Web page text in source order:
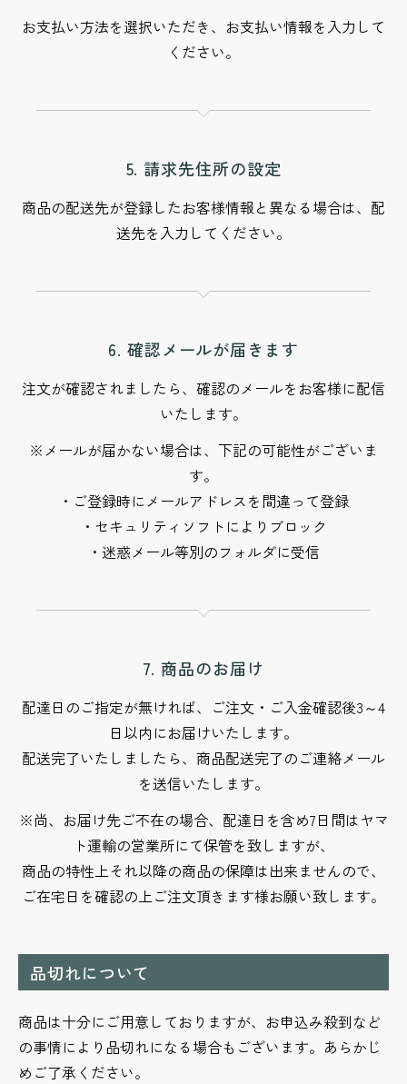
お支払い方法を選択いただき、お支払い情報を入力して
ください。
5. 請求先住所の設定
商品の配送先が登録したお客様情報と異なる場合は、配
送先を入力してください。
6. 確認メールが届きます
注文が確認されましたら、確認のメールをお客様に配信
いたします。
※メールが届かない場合は、下記の可能性がございま
す。
・ご登録時にメールアドレスを間違って登録
・セキュリティソフトによりブロック
・迷惑メール等別のフォルダに受信
7. 商品のお届け
配達日のご指定が無ければ、ご注文・ご入金確認後3～4
日以内にお届けいたします。
配送完了いたしましたら、商品配送完了のご連絡メール
を送信いたします。
※尚、お届け先ご不在の場合、配達日を含め7日間はヤマ
ト運輸の営業所にて保管を致しますが、
商品の特性上それ以降の商品の保障は出来ませんので、
ご在宅日を確認の上ご注文頂きます様お願い致します。
品切れについて
商品は十分にご用意しておりますが、お申込み殺到など
の事情により品切れになる場合もございます。あらかじ
めご了承ください。